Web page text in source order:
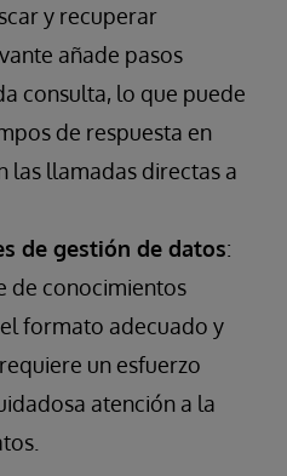
y recuperar
añade pasos
consulta, lo que puede
de respuesta en
las llamadas directas a
de gestión de datos:
de conocimientos
formato adecuado y
un esfuerzo
atención a la